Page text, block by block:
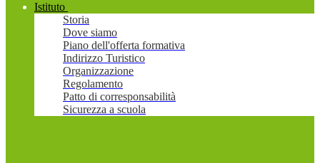
Istituto
Storia
Dove siamo
Piano dell'offerta formativa
Indirizzo Turistico
Organizzazione
Regolamento
Patto di corresponsabilità
Sicurezza a scuola